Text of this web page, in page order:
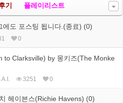
기 플레이리스트
에도 포스팅 됩니다.(종료) (0)
0
to Clarksville) by 몽키즈(The Monke
A.I. 3251 0
헤이븐스(Richie Havens) (0)